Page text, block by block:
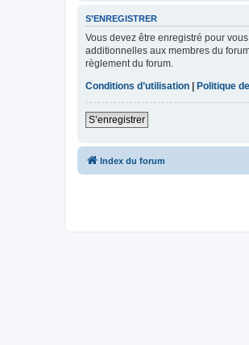
S’ENREGISTRER
Vous devez être enregistré pour
additionnelles aux membres du
règlement du forum.
Conditions d’utilisation | Politique
S’enregistrer
Index du forum